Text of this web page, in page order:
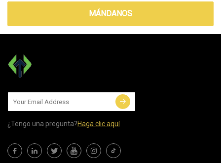
MÁNDANOS
¿Tengo una pregunta?Haga clic aquí